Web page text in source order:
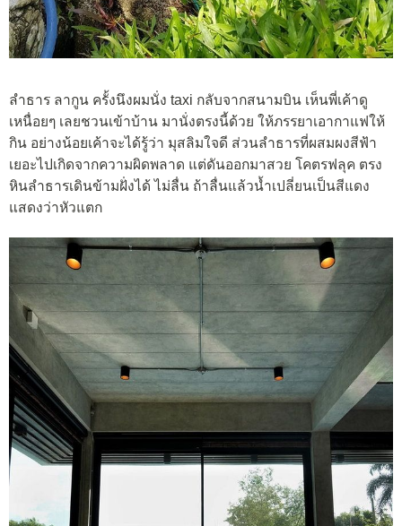
ลำธาร ลากูน ครั้งนึงผมนั่ง taxi กลับจากสนามบิน เห็นพี่เค้าดู
เหนื่อยๆ เลยชวนเข้าบ้าน มานั่งตรงนี้ด้วย ให้ภรรยาเอากาแฟให้
กิน อย่างน้อยเค้าจะได้รู้ว่า มุสลิมใจดี ส่วนลำธารที่ผสมผงสีฟ้า
เยอะไปเกิดจากความผิดพลาด แต่ดันออกมาสวย โคตรฟลุค ตรง
หินลำธารเดินข้ามฝั่งได้ ไม่ลื่น ถ้าลื่นแล้วน้ำเปลี่ยนเป็นสีแดง
แสดงว่าหัวแตก